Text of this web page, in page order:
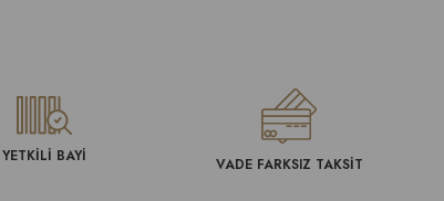
YETKİLİ BAYİ VADE FARKSIZ TAKSİT